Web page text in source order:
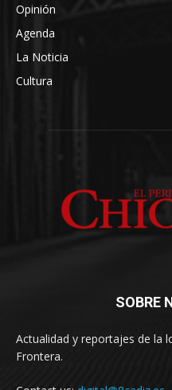
Opinión
Agenda
La Noticia
Cultura
SOBRE
Actualidad y reportajes de la
Frontera.